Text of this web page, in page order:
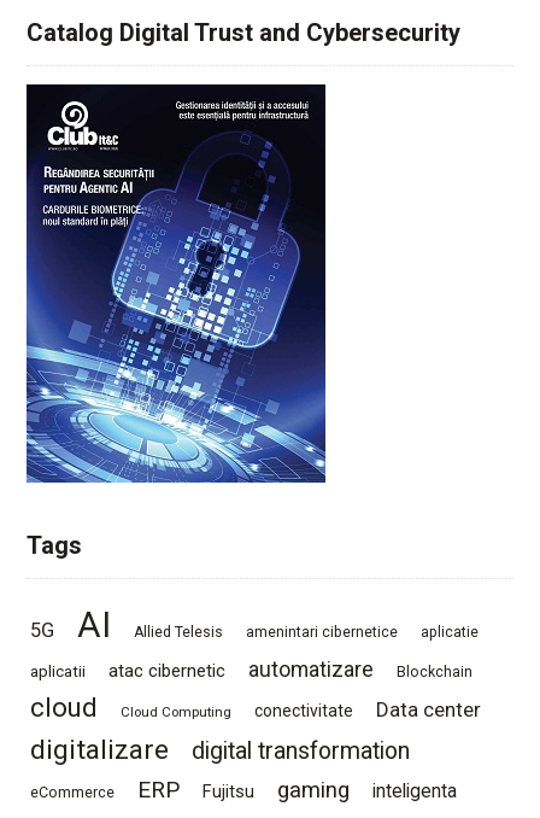
Catalog Digital Trust and Cybersecurity
Tags
5G AI Allied Telesis amenintari cibernetice aplicatie
aplicatii atac cibernetic automatizare Blockchain
cloud Cloud Computing conectivitate Data center
digitalizare digital transformation
eCommerce ERP Fujitsu gaming inteligenta